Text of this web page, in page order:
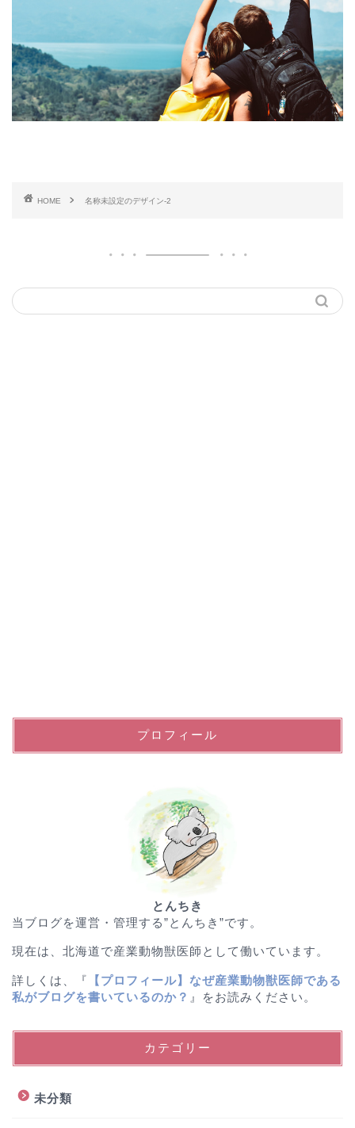
HOME 名称未設定のデザイン-2
プロフィール
とんちき
当ブログを運営・管理する”とんちき”です。
現在は、北海道で産業動物獣医師として働いています。
詳しくは、『
【プロフィール】なぜ産業動物獣医師である
私がブログを書いているのか？ 』をお読みください。
カテゴリー
未分類